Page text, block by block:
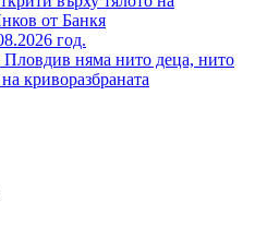
от Банкя
год.
Пловдив няма нито деца, нито
криворазбраната